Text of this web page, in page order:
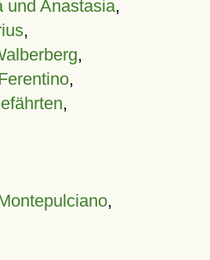
und Anastasia,
,
,
,
,
,